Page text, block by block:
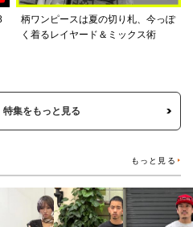
柄ワンピースは夏の切り札、今っぽ
く着るレイヤード＆ミックス術
特集をもっと見る
もっと見る